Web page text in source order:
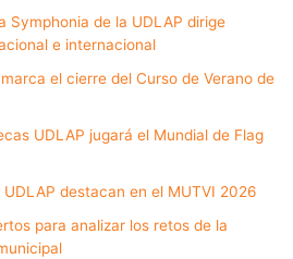
Symphonia de la UDLAP dirige
e internacional
el cierre del Curso de Verano de
UDLAP jugará el Mundial de Flag
UDLAP destacan en el MUTVI 2026
para analizar los retos de la